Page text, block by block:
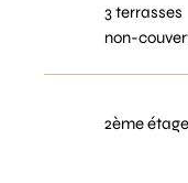
3 terrasses
non-
2ème étage